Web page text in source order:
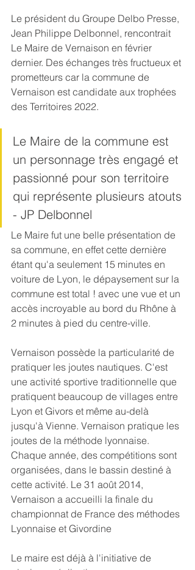
Le président du Groupe Delbo Presse,
Jean Philippe Delbonnel, rencontrait
Le Maire de Vernaison en février
dernier. Des échanges très fructueux et
prometteurs car la commune de
Vernaison est candidate aux trophées
des Territoires 2022.
Le Maire de la commune est
un personnage très engagé et
passionné pour son territoire
qui représente plusieurs atouts
- JP Delbonnel
Le Maire fut une belle présentation de
sa commune, en effet cette dernière
étant qu'a seulement 15 minutes en
voiture de Lyon, le dépaysement sur la
commune est total ! avec une vue et un
accès incroyable au bord du Rhône à
2 minutes à pied du centre-ville.
Vernaison possède la particularité de
pratiquer les joutes nautiques. C'est
une activité sportive traditionnelle que
pratiquent beaucoup de villages entre
Lyon et Givors et même au-delà
jusqu'à Vienne. Vernaison pratique les
joutes de la méthode lyonnaise.
Chaque année, des compétitions sont
organisées, dans le bassin destiné à
cette activité. Le 31 août 2014,
Vernaison a accueilli la finale du
championnat de France des méthodes
Lyonnaise et Givordine
Le maire est déjà à l'initiative de